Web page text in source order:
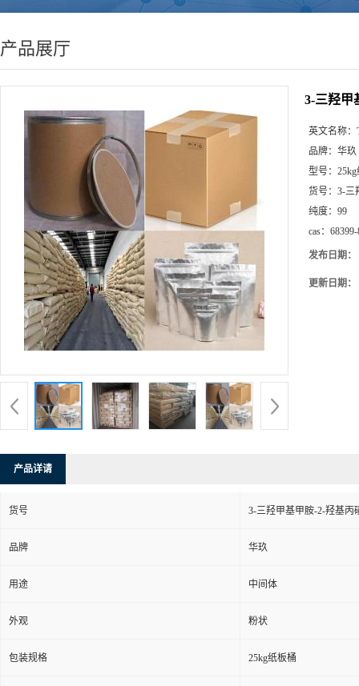
产品展厅
3-三羟甲
英文名称：
品牌： 华玖
型号：
货号： 3-三
纯度： 99
cas：
发布日期：
更新日期：
产品详请
货号 3-三羟甲基甲胺-2-羟基丙
品牌 华玖
用途 中间体
外观 粉状
包装规格 25kg纸板桶